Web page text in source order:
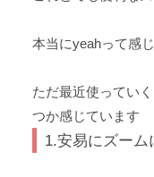
本当にyeahって感
ただ最近使ってい
つか感じています
1.安易にズーム